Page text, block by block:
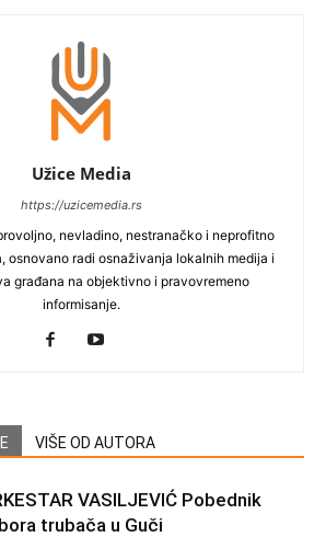
Užice Media
https://uzicemedia.rs
nevladino, nestranačko i neprofitno
osnovano radi osnaživanja lokalnih medija i
građana na objektivno i pravovremeno
informisanje.
VIŠE OD AUTORA
VASILJEVIĆ Pobednik
trubača u Guči